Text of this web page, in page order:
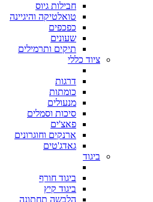
חבילות גיוס
טואלטיקה והיגיינה
כפכפים
שעונים
תיקים ותרמילים
ציוד כללי
דרגות
כומתות
מנעולים
סיכות וסמלים
פאצ'ים
ארנקים וחוגרונים
גאדג'טים
ביגוד
ביגוד חורף
ביגוד קיץ
הלבשה תחתונה